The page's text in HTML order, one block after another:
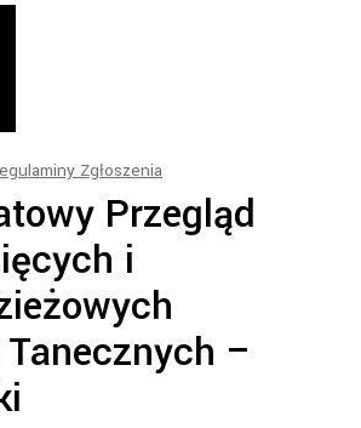
Zgłoszenia
Przegląd
i
–